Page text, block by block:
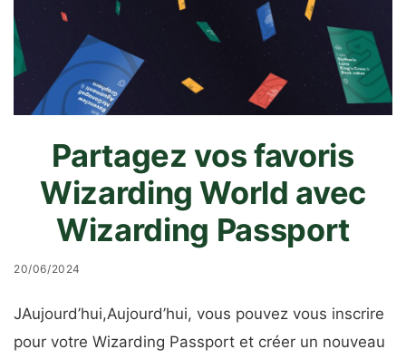
Partagez vos favoris
Wizarding World avec
Wizarding Passport
20/06/2024
JAujourd’hui,Aujourd’hui, vous pouvez vous inscrire
pour votre Wizarding Passport et créer un nouveau